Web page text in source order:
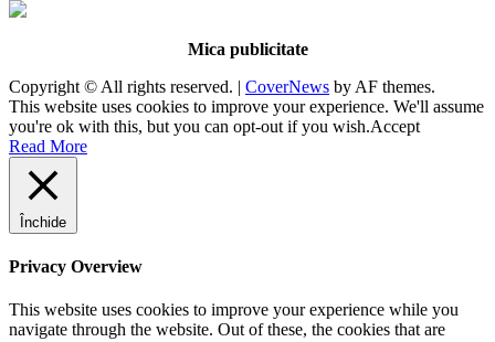
Mica publicitate
Copyright © All rights reserved. | CoverNews by AF themes.
This website uses cookies to improve your experience. We'll assume
you're ok with this, but you can opt-out if you wish.Accept
Read More
Închide
Privacy Overview
This website uses cookies to improve your experience while you
navigate through the website. Out of these, the cookies that are